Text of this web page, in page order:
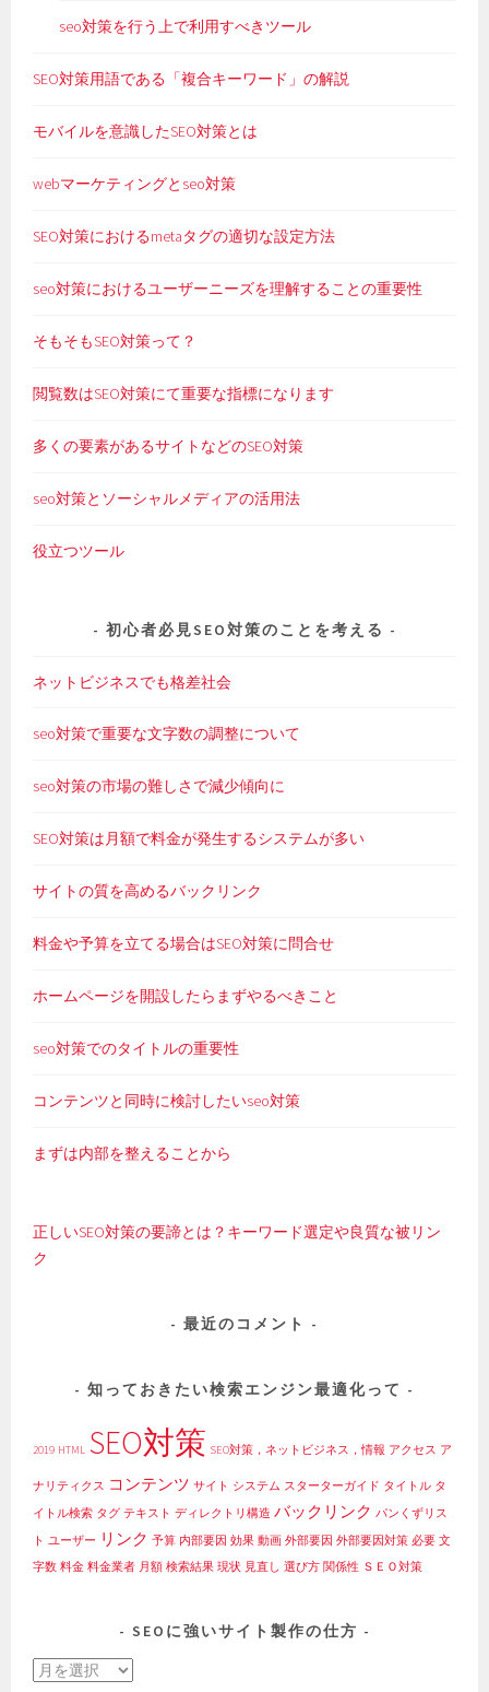
seo対策を行う上で利用すべきツール
SEO対策用語である「複合キーワード」の解説
モバイルを意識したSEO対策とは
webマーケティングとseo対策
SEO対策におけるmetaタグの適切な設定方法
seo対策におけるユーザーニーズを理解することの重要性
そもそもSEO対策って？
閲覧数はSEO対策にて重要な指標になります
多くの要素があるサイトなどのSEO対策
seo対策とソーシャルメディアの活用法
役立つツール
初心者必見SEO対策のことを考える
ネットビジネスでも格差社会
seo対策で重要な文字数の調整について
seo対策の市場の難しさで減少傾向に
SEO対策は月額で料金が発生するシステムが多い
サイトの質を高めるバックリンク
料金や予算を立てる場合はSEO対策に問合せ
ホームページを開設したらまずやるべきこと
seo対策でのタイトルの重要性
コンテンツと同時に検討したいseo対策
まずは内部を整えることから
正しいSEO対策の要諦とは？キーワード選定や良質な被リン
ク
最近のコメント
知っておきたい検索エンジン最適化って
2019 HTML SEO対策 SEO対策，ネットビジネス，情報 アクセス ア
ナリティクス コンテンツ サイト システム スターターガイド タイトル タ
イトル検索 タグ テキスト ディレクトリ構造 バックリンク パンくずリス
ト ユーザー リンク 予算 内部要因 効果 動画 外部要因 外部要因対策 必要 文
字数 料金 料金業者 月額 検索結果 現状 見直し 選び方 関係性 ＳＥＯ対策
SEOに強いサイト製作の仕方
SEO